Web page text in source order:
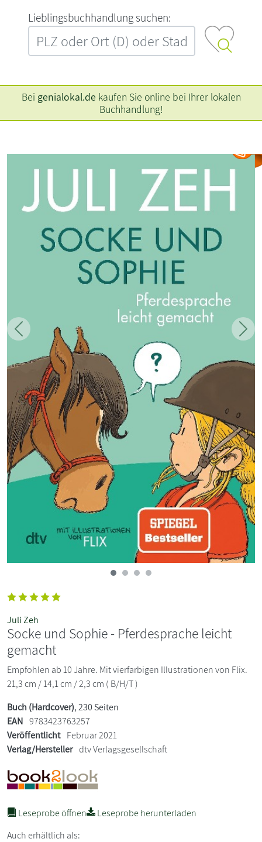
L‍i‍e‍b‍l‍i‍n‍g‍s‍b‍u‍c‍h‍h‍a‍n‍d‍l‍u‍n‍g‍ ‍s‍u‍c‍h‍e‍n‍:‍
Bei genialokal.de kaufen Sie online bei Ihrer lokalen
Buchhandlung!
Zurück
Juli Zeh
Socke und Sophie - Pferdesprache leicht
gemacht
Empfohlen ab 10 Jahre. Mit vierfarbigen Illustrationen von Flix.
21,3 cm / 14,1 cm / 2,3 cm ( B/H/T )
Buch (Hardcover), 230 Seiten
EAN 9783423763257
Veröffentlicht Februar 2021
Verlag/Hersteller dtv Verlagsgesellschaft
Leseprobe öffnen
Leseprobe herunterladen
Auch erhältlich als: